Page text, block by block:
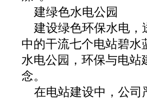
建绿色水电公园
建设绿色环保水电
中的干流七个电站碧
水电公园，环保与电
念。
在电站建设中，公司